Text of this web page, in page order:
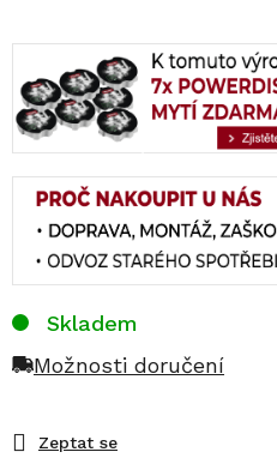
Zeptat se
Skladem
Možnosti doručení